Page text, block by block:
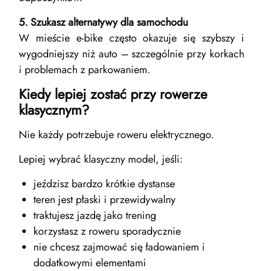
5. Szukasz alternatywy dla samochodu
W mieście e-bike często okazuje się szybszy i
wygodniejszy niż auto – szczególnie przy korkach
i problemach z parkowaniem.
Kiedy lepiej zostać przy rowerze
klasycznym?
Nie każdy potrzebuje roweru elektrycznego.
Lepiej wybrać klasyczny model, jeśli:
jeździsz bardzo krótkie dystanse
teren jest płaski i przewidywalny
traktujesz jazdę jako trening
korzystasz z roweru sporadycznie
nie chcesz zajmować się ładowaniem i
dodatkowymi elementami